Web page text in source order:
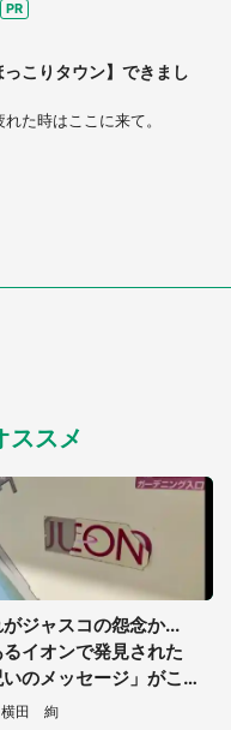
こりタウン】できまし
た時はここに来て。
ススメ
がジャスコの怨念か...
るイオンで発見された
いのメッセージ」がこち
横田 絢